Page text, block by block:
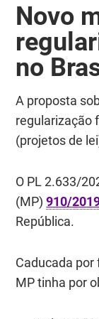
Novo
no
A proposta
regularização
(projetos de
O PL 2.633/
(MP)910/
República.
Caducada por
MP tinha por